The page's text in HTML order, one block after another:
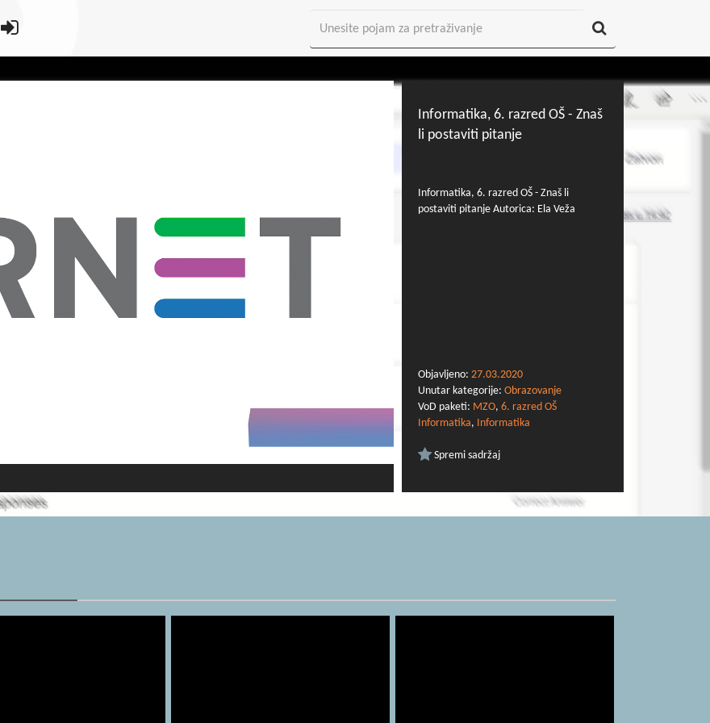
Informatika, 6. razred OŠ - Znaš
li postaviti pitanje
Informatika, 6. razred OŠ - Znaš li
postaviti pitanje Autorica: Ela Veža
Objavljeno: 27.03.2020
Unutar kategorije: Obrazovanje
VoD paketi: MZO, 6. razred OŠ
Informatika, Informatika
Spremi sadržaj